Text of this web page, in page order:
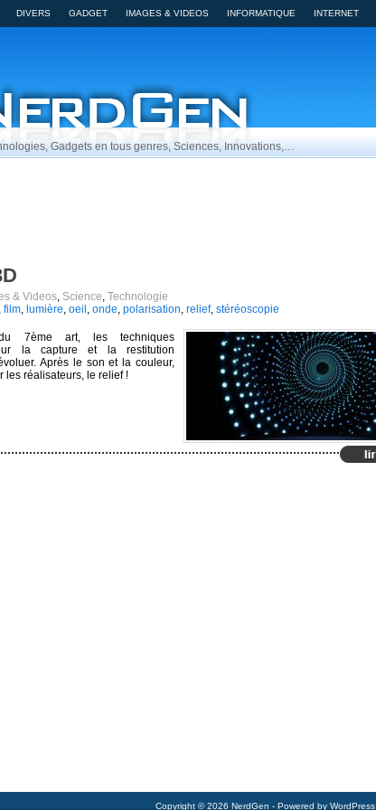
DIVERS GADGET IMAGES & VIDEOS INFORMATIQUE INTERNET
Gadgets en tous genres, Sciences, Innovations,…
& Videos, Science, Technologie
, film, lumière, oeil , onde, polarisation, relief, stéréoscopie
du 7ème art, les techniques
la capture et la restitution
Après le son et la couleur,
les réalisateurs, le relief !
Copyright © 2026 NerdGen - Powered by WordPress